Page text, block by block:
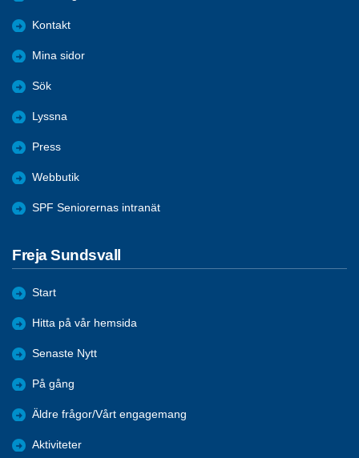
Kontakt
Mina sidor
Sök
Lyssna
Press
Webbutik
SPF Seniorernas intranät
Freja Sundsvall
Start
Hitta på vår hemsida
Senaste Nytt
På gång
Äldre frågor/Vårt engagemang
Aktiviteter